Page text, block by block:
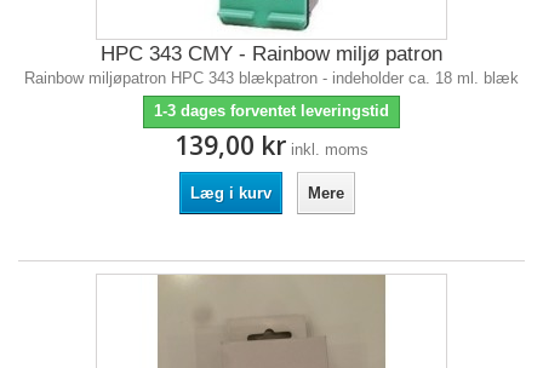
HPC 343 CMY - Rainbow miljø patron
Rainbow miljøpatron HPC 343 blækpatron - indeholder ca. 18 ml. blæk
1-3 dages forventet leveringstid
139,00 kr inkl. moms
Læg i kurv Mere